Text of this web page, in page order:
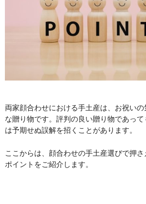
両家顔合わせにおける手土産は、お祝い
な贈り物です。評判の良い贈り物であっ
は予期せぬ誤解を招くことがあります。
ここからは、顔合わせの手土産選びで押
ポイントをご紹介します。